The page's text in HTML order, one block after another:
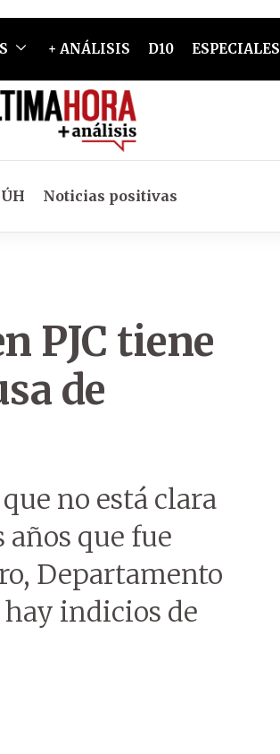
+ ANÁLISIS D10 ESPECIALES
Noticias positivas
PJC tiene
de
no está clara
años que fue
Departamento
indicios de